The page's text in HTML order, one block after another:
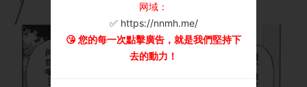
网域：
✅ https://nnmh.me/
😘 您的每一次點擊廣告，就是我們堅持下
去的動力！